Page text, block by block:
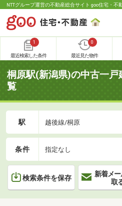
NTTグループ運営の不動産総合サイト goo住宅・不
1
最近検索した条件
0
最近見た物件
桐原駅(新潟県)の中古一
覧
駅 越後線/桐原
条件 指定なし
検索条件を保存
新着メ
取